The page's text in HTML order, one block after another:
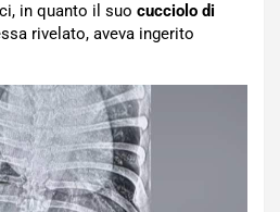
in quanto il suo cucciolo di
rivelato, aveva ingerito